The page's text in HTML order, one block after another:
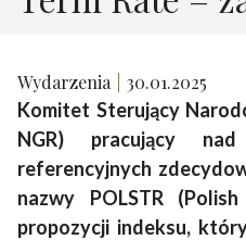
Wydarzenia 30.01.2025
Komitet Sterujący
NGR) pracujący
referencyjnych
nazwy POLSTR
propozycji indeksu,